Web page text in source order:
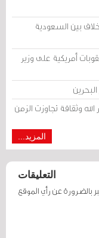
بين السعودية
أمريكية على وزير
وثقافة تجاوزت الزمن
المزيد...
التعليقات
بالضرورة عن رأي الموقع